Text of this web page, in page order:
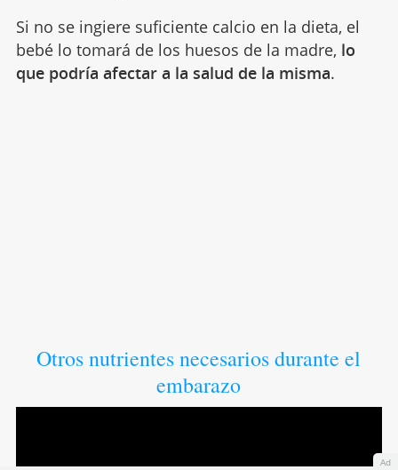
Si no se ingiere suficiente calcio en la dieta, el
bebé lo tomará de los huesos de la madre, lo
que podría afectar a la salud de la misma.
Otros nutrientes necesarios durante el
embarazo
Ad